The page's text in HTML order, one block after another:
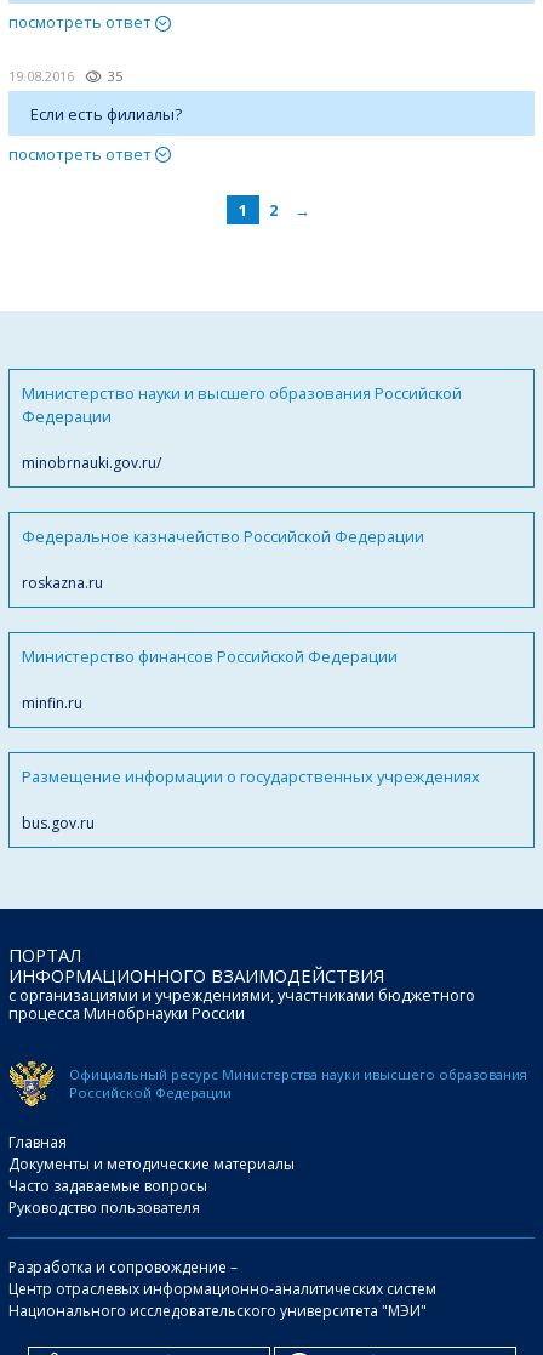
посмотреть ответ
19.08.2016 35
Если есть филиалы?
посмотреть ответ
1 2 →
Министерство науки и высшего образования Российской
Федерации
minobrnauki.gov.ru/
Федеральное казначейство Российской Федерации
roskazna.ru
Министерство финансов Российской Федерации
minfin.ru
Размещение информации о государственных учреждениях
bus.gov.ru
ПОРТАЛ
ИНФОРМАЦИОННОГО ВЗАИМОДЕЙСТВИЯ
с организациями и учреждениями, участниками бюджетного
процесса Минобрнауки России
Официальный ресурс Министерства науки ивысшего образования
Российской Федерации
Главная
Документы и методические материалы
Часто задаваемые вопросы
Руководство пользователя
Разработка и сопровождение –
Центр отраслевых информационно-аналитических систем
Национального исследовательского университета "МЭИ"